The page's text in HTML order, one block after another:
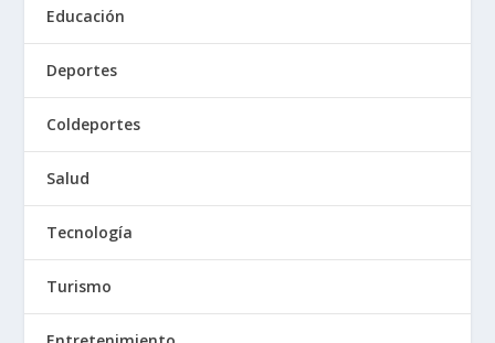
Educación
Deportes
Coldeportes
Salud
Tecnología
Turismo